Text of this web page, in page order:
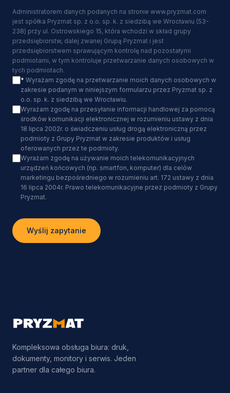
Administratorem danych podanych na stronie www.pryzmat.com
jest spółka Pryzmat sp. z o.o. sp. k. z siedzibą we Wrocławiu (53-
238) przy ul. Ostrowskiego 15, która wchodzi w skład grupy
przedsiębiorstw, dalej zwanej Grupą Pryzmat i jest
przedsiębiorstwem sprawującym kontrolę nad pozostałymi
podmiotami, w tym kontroluje przetwarzanie danych osobowych w
tych podmiotach.
* Wyrażam zgodę na przetwarzanie moich danych osobowych w
zakresie podanym w niniejszym formularzu przez Pryzmat sp. z
o.o. sp. k. z siedzibą we Wrocławiu.
Wyrażam zgodę na przesyłanie informacji handlowej za pomocą
środków komunikacji elektronicznej w rozumieniu ustawy z dnia
18 lipca 2002r. o świadczeniu usług drogą elektroniczną przez
podmioty z Grupy Pryzmat w zakresie produktów i usług
oferowanych przez te podmioty.
Wyrażam zgodę na używanie moich telekomunikacyjnych
urządzeń końcowych (np. smartfon, komputer) dla celów
marketingu bezpośredniego w rozumieniu art. 172 ustawy z dnia
16 lipca 2004r. Prawo telekomunikacyjne przez podmioty z Grupy
Pryzmat.
Wyślij zapytanie
Kompleksowa obsługa biura: druk,
dokumenty, monitory i serwis. Jeden
partner dla całego biura.